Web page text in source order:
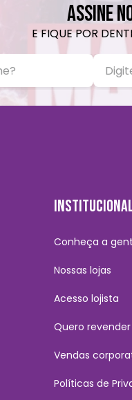
ASSINE
E FIQUE POR
Conheça a
Nossas lojas
Acesso lojista
Quero revender
Vendas
Políticas de